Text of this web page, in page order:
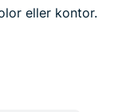
eller kontor.